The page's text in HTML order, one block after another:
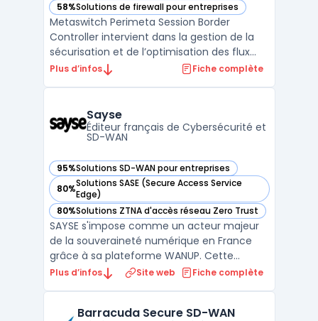
58%Solutions de firewall pour entreprises
— voir Metaswitch Perimeta Session Border Controller
Metaswitch Perimeta Session Border
Controller intervient dans la gestion de la
sécurisation et de l’optimisation des flux
voix sur réseaux opérateurs et entreprises.
contrôlant le trafic télécom. Les opérateurs
mob ...
Plus d’infos Fiche complète
Sayse
Éditeur français de Cybersécurité et
SD-WAN
95%Solutions SD-WAN pour entreprises
— voir Sayse dans cette catégorie
80%Solutions SASE (Secure Access Service
Edge)
— voir Sayse dans cette catégorie
80%Solutions ZTNA d'accès réseau Zero Trust
— voir Sayse dans cette catégorie
SAYSE s'impose comme un acteur majeur
de la souveraineté numérique en France
grâce à sa plateforme WANUP. Cette
solution de SD-WAN permet aux entreprises
plusieurs types d'accès comme la fibre
Plus d’infos Site web Fiche complète
Barracuda Secure SD-WAN